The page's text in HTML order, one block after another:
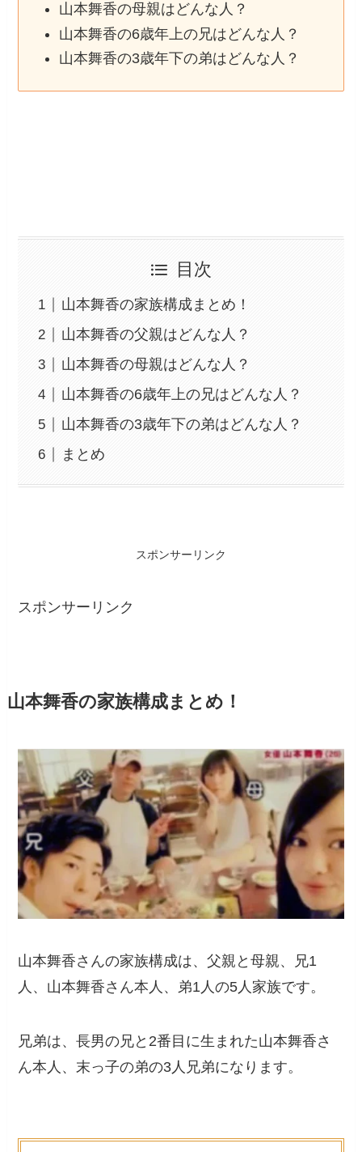
山本舞香の母親はどんな人？
山本舞香の6歳年上の兄はどんな人？
山本舞香の3歳年下の弟はどんな人？
目次
山本舞香の家族構成まとめ！
山本舞香の父親はどんな人？
山本舞香の母親はどんな人？
山本舞香の6歳年上の兄はどんな人？
山本舞香の3歳年下の弟はどんな人？
まとめ
スポンサーリンク
スポンサーリンク
山本舞香の家族構成まとめ！
山本舞香さんの家族構成は、父親と母親、兄1
人、山本舞香さん本人、弟1人の5人家族です。
兄弟は、長男の兄と2番目に生まれた山本舞香さ
ん本人、末っ子の弟の3人兄弟になります。